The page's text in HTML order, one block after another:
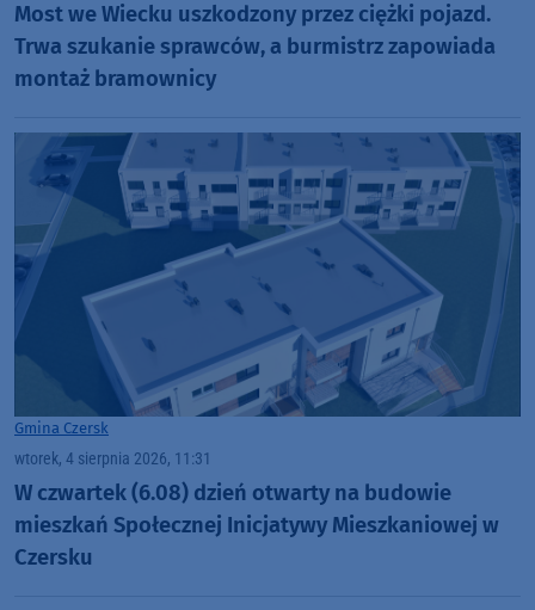
Most we Wiecku uszkodzony przez ciężki pojazd.
Trwa szukanie sprawców, a burmistrz zapowiada
montaż bramownicy
Gmina Czersk
wtorek, 4 sierpnia 2026, 11:31
W czwartek (6.08) dzień otwarty na budowie
mieszkań Społecznej Inicjatywy Mieszkaniowej w
Czersku